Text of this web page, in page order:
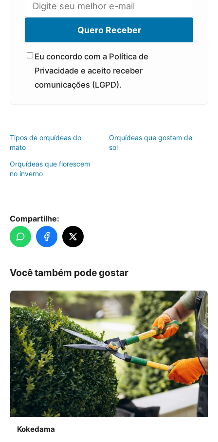
Quero Receber
Eu concordo com a Política de
Privacidade e aceito receber
comunicações (LGPD).
Tipos de orquídeas do
mato
Orquídeas que gostam de
sol
Orquídeas que florescem
no inverno
Compartilhe:
Você também pode gostar
Kokedama